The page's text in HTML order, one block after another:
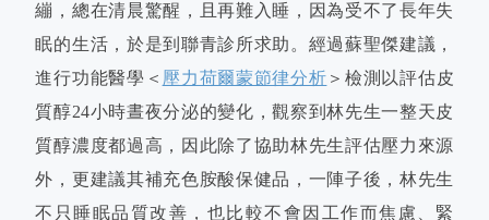
繃，總在清晨驚醒，且再難入睡，因為受不了長年失
眠的生活，於是到聯青診所求助。經過蘇聖傑建議，
進行功能醫學＜ 壓力荷爾蒙節律分析 ＞檢測以評估皮
質醇24小時晝夜分泌的變化，觀察到林先生一整天皮
質醇濃度都過高，因此除了協助林先生評估壓力來源
外，更建議其補充色胺酸保健品，一陣子後，林先生
不只睡眠品質改善，也比較不會因工作而焦慮、緊